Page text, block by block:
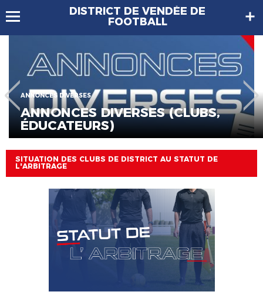
DISTRICT DE VENDÉE DE
FOOTBALL
ANNONCES DIVERSES
ANNONCES DIVERSES (CLUBS,
ÉDUCATEURS)
SITUATION DES CLUBS DE DISTRICT AU STATUT DE
L'ARBITRAGE